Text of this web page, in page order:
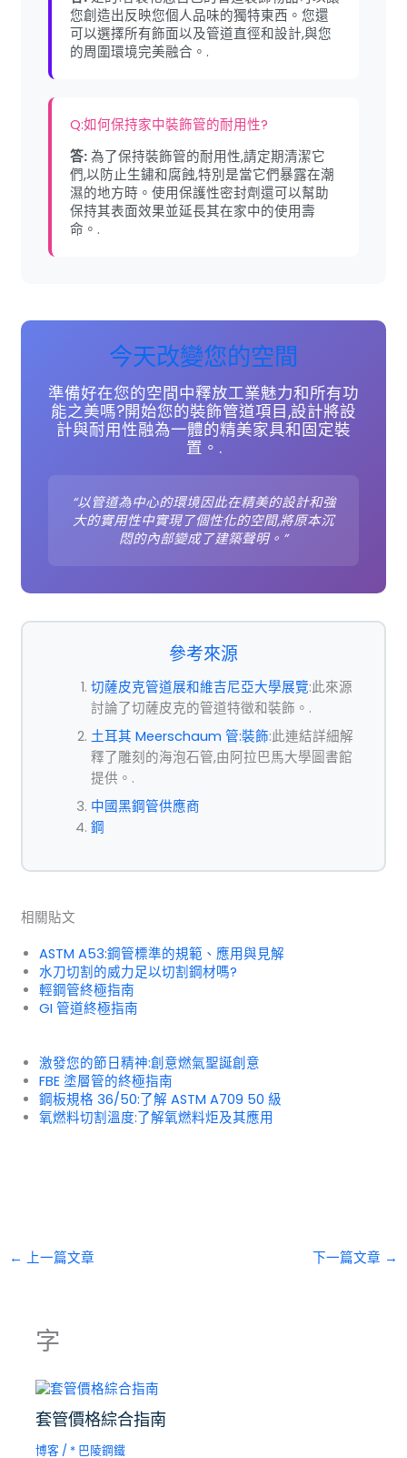
您創造出反映您個人品味的獨特東西。您還
可以選擇所有飾面以及管道直徑和設計,與您
的周圍環境完美融合。.
Q:如何保持家中裝飾管的耐用性?
答:為了保持裝飾管的耐用性,請定期清潔它
們,以防止生鏽和腐蝕,特別是當它們暴露在潮
濕的地方時。使用保護性密封劑還可以幫助
保持其表面效果並延長其在家中的使用壽
命。.
今天改變您的空間
準備好在您的空間中釋放工業魅力和所有功
能之美嗎?開始您的裝飾管道項目,設計將設
計與耐用性融為一體的精美家具和固定裝
置。.
“以管道為中心的環境因此在精美的設計和強
大的實用性中實現了個性化的空間,將原本沉
悶的內部變成了建築聲明。”
參考來源
切薩皮克管道展和維吉尼亞大學展覽:此來源
討論了切薩皮克的管道特徵和裝飾。.
土耳其 Meerschaum 管:裝飾:此連結詳細解
釋了雕刻的海泡石管,由阿拉巴馬大學圖書館
提供。.
中國黑鋼管供應商
鋼
相關貼文
ASTM A53:鋼管標準的規範、應用與見解
水刀切割的威力足以切割鋼材嗎?
輕鋼管終極指南
GI 管道終極指南
激發您的節日精神:創意燃氣聖誕創意
FBE 塗層管的終極指南
鋼板規格 36/50:了解 ASTM A709 50 級
氧燃料切割溫度:了解氧燃料炬及其應用
← 上一篇文章 下一篇文章 →
字
套管價格綜合指南
博客 / * 巴陵鋼鐵